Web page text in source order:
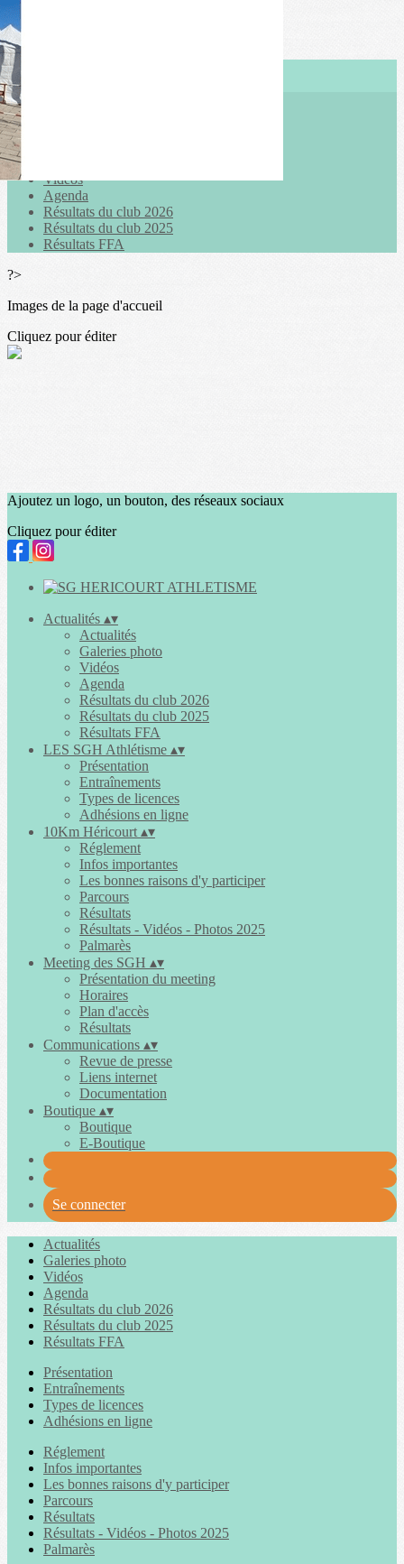
Exporter les lignes sélectionnées
Menu
<
>
Vidéos
Agenda
Résultats du club 2026
Résultats du club 2025
Résultats FFA
?>
Images de la page d'accueil
Cliquez pour éditer
Ajoutez un logo, un bouton, des réseaux sociaux
Cliquez pour éditer
Actualités ▴▾
Actualités
Galeries photo
Vidéos
Agenda
Résultats du club 2026
Résultats du club 2025
Résultats FFA
LES SGH Athlétisme ▴▾
Présentation
Entraînements
Types de licences
Adhésions en ligne
10Km Héricourt ▴▾
Réglement
Infos importantes
Les bonnes raisons d'y participer
Parcours
Résultats
Résultats - Vidéos - Photos 2025
Palmarès
Meeting des SGH ▴▾
Présentation du meeting
Horaires
Plan d'accès
Résultats
Communications ▴▾
Revue de presse
Liens internet
Documentation
Boutique ▴▾
Boutique
E-Boutique
Se connecter
Actualités
Galeries photo
Vidéos
Agenda
Résultats du club 2026
Résultats du club 2025
Résultats FFA
Présentation
Entraînements
Types de licences
Adhésions en ligne
Réglement
Infos importantes
Les bonnes raisons d'y participer
Parcours
Résultats
Résultats - Vidéos - Photos 2025
Palmarès